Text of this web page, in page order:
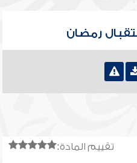
رمضان
تقييم المادة: